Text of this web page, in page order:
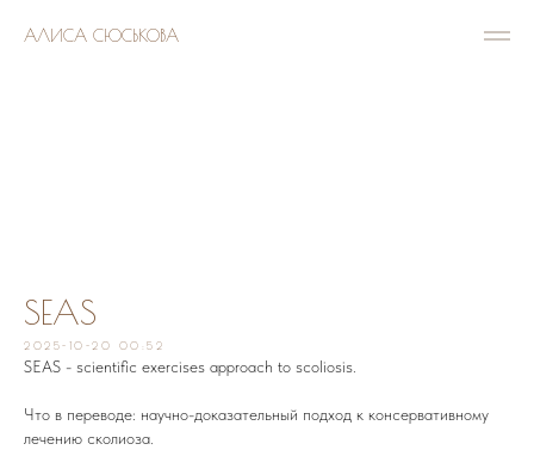
АЛИСА СЮСЬКОВА
SEAS
2025-10-20 00:52
SEAS - scientific exercises approach to scoliosis.
Что в переводе: научно-доказательный подход к консервативному
лечению сколиоза.